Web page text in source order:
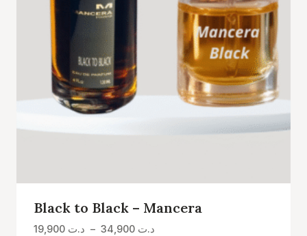
Black to Black – Mancera
د.ت 19,900 – د.ت 34,900
Plage